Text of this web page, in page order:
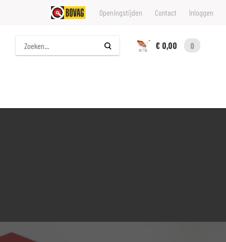
Openingstijden Contact Inloggen
Zoeken
€ 0,00
0